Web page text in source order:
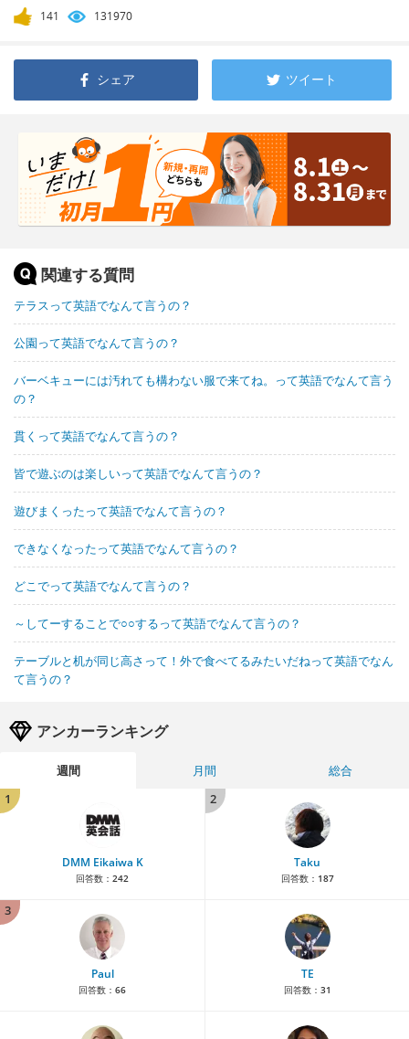
141 131970
シェア ツイート
関連する質問
テラスって英語でなんて言うの？
公園って英語でなんて言うの？
バーベキューには汚れても構わない服で来てね。って英語でなんて言う
の？
貫くって英語でなんて言うの？
皆で遊ぶのは楽しいって英語でなんて言うの？
遊びまくったって英語でなんて言うの？
できなくなったって英語でなんて言うの？
どこでって英語でなんて言うの？
～してーすることで○○するって英語でなんて言うの？
テーブルと机が同じ高さって！外で食べてるみたいだねって英語でなん
て言うの？
アンカーランキング
週間 月間
総合
1
DMM Eikaiwa K
回答数： 242
2
Taku
回答数： 187
3
Paul
回答数： 66
TE
回答数： 31